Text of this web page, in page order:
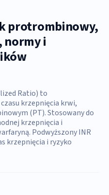
protrombinowy,
normy i
Ratio) to
krzepnięcia krwi,
(PT). Stosowany do
krzepnięcia i
Podwyższony INR
krzepnięcia i ryzyko